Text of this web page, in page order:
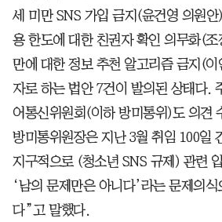
세 미만 SNS 가입 금지(윤건영 의원
용 한도에 대한 친권자 확인 의무화(
만에 대한 정보 추천 알고리즘 금지(
자로 하는 법안 7건이 발의된 상태다.
어통신위원회(이하 방미통위)도 의견
방미통위원장은 지난 3월 취임 100일
지구적으로 (청소년 SNS 규제) 관련
‘남의 문제만은 아니다’라는 문제의
다”고 말했다.